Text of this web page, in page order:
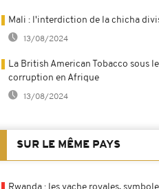
Mali : l'interdiction de la chicha
13/08/2024
La British American Tobacco sous
corruption en Afrique
13/08/2024
SUR LE MÊME PAYS